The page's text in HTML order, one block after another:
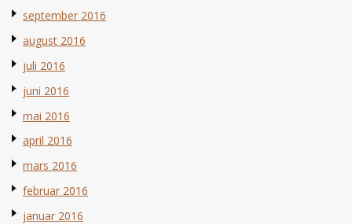
september 2016
august 2016
juli 2016
juni 2016
mai 2016
april 2016
mars 2016
februar 2016
januar 2016